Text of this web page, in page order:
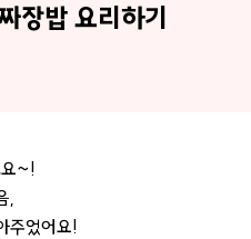
장밥 요리하기
~!
,
주었어요!